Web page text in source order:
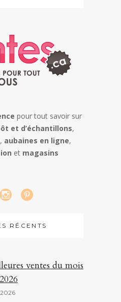
pour tout savoir sur
et d’échantillons,
, aubaines en ligne,
et magasins
RÉCENTS
ventes du mois